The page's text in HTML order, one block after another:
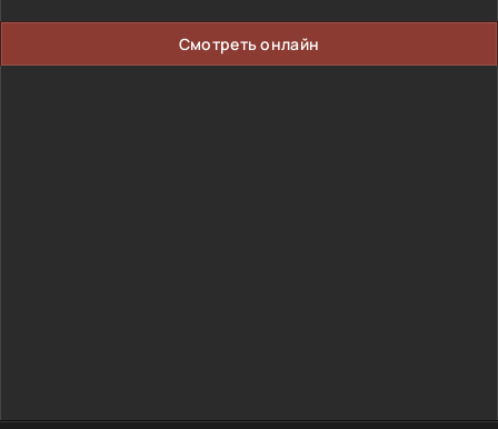
Смотреть онлайн